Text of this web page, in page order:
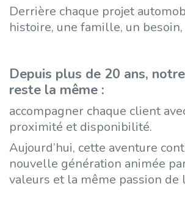
Derrière chaque projet
histoire, une famille, un besoin,
Depuis plus de 20 ans,
reste la même :
accompagner chaque client
proximité et disponibilité.
Aujourd’hui, cette aventure
nouvelle génération animée
valeurs et la même passion de